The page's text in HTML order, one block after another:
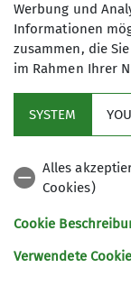
Anmeldung
27.11.2025
Werbung und
Informationen
zusammen, die
im Rahmen Ihrer
SYSTEM
Alles
Cookies)
Cookie
Verwendete